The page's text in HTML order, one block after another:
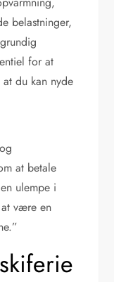
belastninger,
for at
du kan nyde
at betale
ulempe i
være en